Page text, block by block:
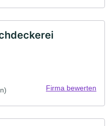
Firma bewerten